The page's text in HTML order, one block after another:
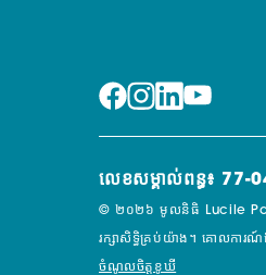
លេខសម្គាល់ពន្ធ៖ 77-
© ២០២៦ មូលនិធិ Lucile
រក្សាសិទ្ធិគ្រប់យ៉ាង។ គោលការណ៍
ចំណូលចិត្តខូឃី